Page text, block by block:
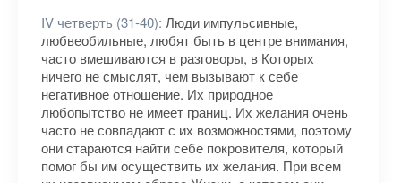
IV четверть (31-40): Люди импульсивные,
любвеобильные, любят быть в центре внимания,
часто вмешиваются в разговоры, в Которых
ничего не смыслят, чем вызывают к себе
негативное отношение. Их природное
любопытство не имеет границ. Их желания очень
часто не совпадают с их возможностями, поэтому
они стараются найти себе покровителя, который
помог бы им осуществить их желания. При всем